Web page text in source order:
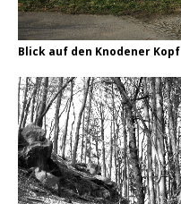
Blick auf den Knodener Kopf